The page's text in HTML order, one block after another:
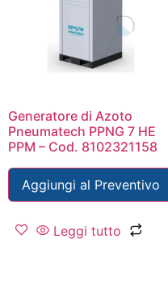
Generatore di Azoto
Pneumatech PPNG 7 HE
PPM – Cod. 8102321158
Aggiungi al Preventivo
Leggi tutto